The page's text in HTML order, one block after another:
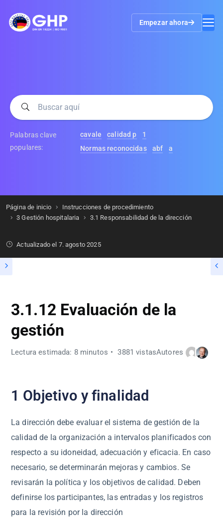
Empezar ahora
Palabras clave
populares:
cavale calidad p
1
Normas reconocidas
abf a
Página de inicio
Instrucciones de procedimiento
3 Gestión hospitalaria
3.1 Responsabilidad de la dirección
Actualizado el 7. agosto 2025
3.1.12 Evaluación de la
gestión
Lectura estimada: 8 minutos 3881 vistasAutores
1 Objetivo y finalidad
La dirección debe evaluar el sistema de gestión de la
calidad de la organización a intervalos planificados con
respecto a su idoneidad, adecuación y eficacia. En caso
necesario, se determinarán mejoras y cambios. Se
revisarán la política y los objetivos de calidad. Deben
definirse los participantes, las entradas y los registros
para la revisión por la dirección